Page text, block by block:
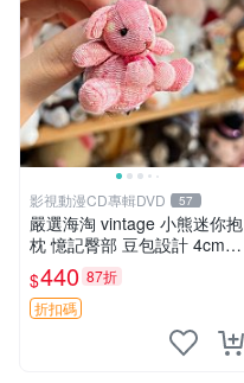
影視動漫CD專輯DVD 57
嚴選海淘 vintage 小熊迷你抱
枕 憶記臀部 豆包設計 4cm
高 推薦收藏 迷你豆包小熊、
高臀部、豆袋抱枕
$440 87折
折扣碼